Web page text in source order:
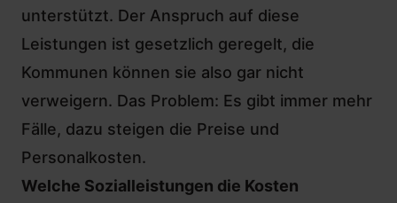
unterstützt. Der Anspruch auf diese
Leistungen ist gesetzlich geregelt, die
Kommunen können sie also gar nicht
verweigern. Das Problem: Es gibt immer mehr
Fälle, dazu steigen die Preise und
Personalkosten.
Welche Sozialleistungen die Kosten